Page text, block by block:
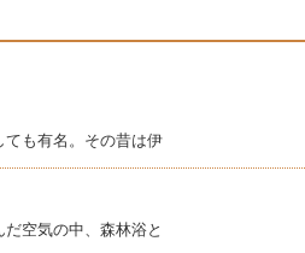
も有名。その昔は伊
空気の中、森林浴と